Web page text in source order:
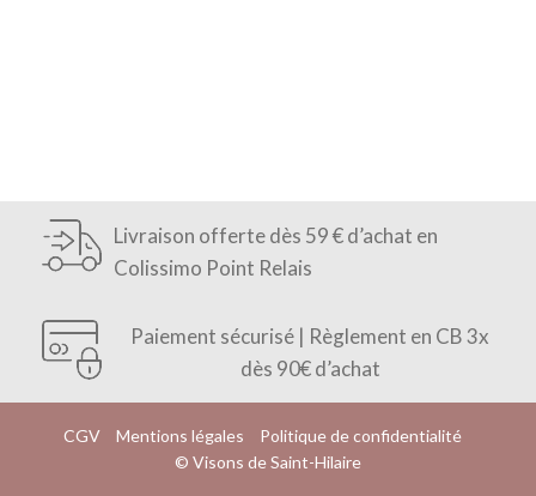
Livraison offerte dès 59 € d’achat en
Colissimo Point Relais
Paiement sécurisé | Règlement en CB 3x
dès 90€ d’achat
CGV Mentions légales
Politique de confidentialité
© Visons de Saint-Hilaire